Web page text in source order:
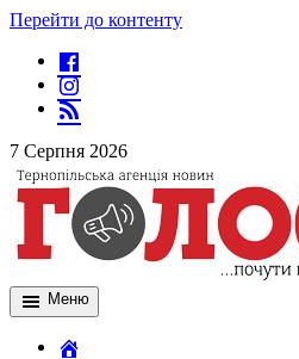
Перейти до контенту
7 Серпня 2026
Меню